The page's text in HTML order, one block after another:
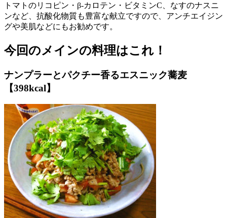
トマトのリコピン・β-カロテン・ビタミンC、なすのナスニ
ンなど、抗酸化物質も豊富な献立ですので、アンチエイジン
グや美肌などにもお勧めです。
今回のメインの料理はこれ！
ナンプラーとパクチー香るエスニック蕎麦
【398kcal】